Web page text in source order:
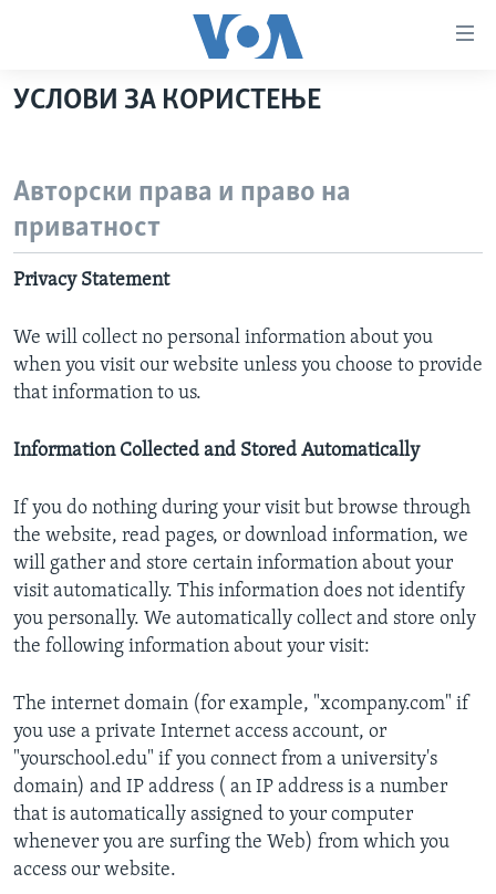
пристапност
главната
содржина
Премини
страната
навигација
Пребарувај
САД
МАКЕДОНИЈА
СВЕТ
ПОЛИТИКА
ЗДРАВЈЕ
НАУКА
ИНТЕРВЈУА
ФОТОГАЛЕРИИ
ДОКУМЕНТАРЦИ
АРХИВИРАНА ПРОГРАМА
ВЕСТИ ОД САД ВО МИНУТА - АРХИВА
ИЗБОРИ ВО САД 2020 - АРХИВА
Learning English
Јазици
УСЛОВИ ЗА КОРИСТЕЊЕ
Авторски права и право на
приватност
Privacy Statement
We will collect no personal information about you
when you visit our website unless you choose to provide
that information to us.
Information Collected and Stored Automatically
If you do nothing during your visit but browse through
the website, read pages, or download information, we
will gather and store certain information about your
visit automatically. This information does not identify
you personally. We automatically collect and store only
the following information about your visit:
The internet domain (for example, "xcompany.com" if
you use a private Internet access account, or
"yourschool.edu" if you connect from a university's
domain) and IP address ( an IP address is a number
that is automatically assigned to your computer
whenever you are surfing the Web) from which you
access our website.